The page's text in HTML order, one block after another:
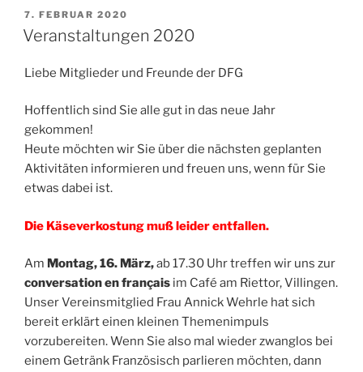
VERÖFFENTLICHT
AM
7. FEBRUAR 2020
Veranstaltungen 2020
Liebe Mitglieder und Freunde der DFG
Hoffentlich sind Sie alle gut in das neue Jahr
gekommen!
Heute möchten wir Sie über die nächsten geplanten
Aktivitäten informieren und freuen uns, wenn für Sie
etwas dabei ist.
Die Käseverkostung muß leider entfallen.
Am Montag, 16. März,ab 17.30 Uhr treffen wir uns zur
conversation en français im Café am Riettor, Villingen.
Unser Vereinsmitglied Frau Annick Wehrle hat sich
bereit erklärt einen kleinen Themenimpuls
vorzubereiten. Wenn Sie also mal wieder zwanglos bei
einem Getränk Französisch parlieren möchten, dann